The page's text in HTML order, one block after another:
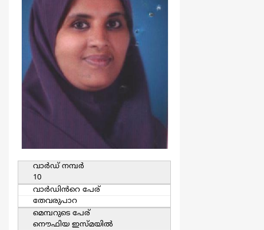
വാര്‍ഡ്‌ നമ്പര്‍
10
വാര്‍ഡിൻറെ പേര്
തേവരുപാറ
മെമ്പറുടെ പേര്
നൌഫിയ ഇസ്മയില്‍